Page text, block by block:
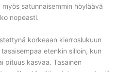
satunnaisemmin höyläävä
nopeasti.
korkeaan kierroslukuun
etenkin silloin, kun
pituus kasvaa. Tasainen